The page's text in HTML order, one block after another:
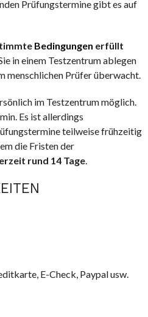
Prüfungstermine gibt es auf
Bedingungen erfüllt
in einem Testzentrum ablegen
menschlichen Prüfer überwacht.
im Testzentrum möglich.
Es ist allerdings
teilweise frühzeitig
die Fristen der
rund 14 Tage.
E-Check, Paypal usw.